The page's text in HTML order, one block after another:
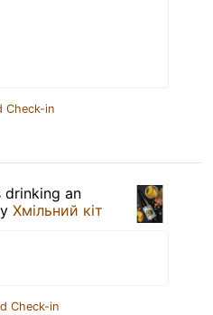
Check-in
drinking an
Хмільний кіт
Check-in